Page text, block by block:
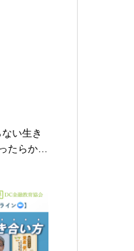
い生き
たらかし